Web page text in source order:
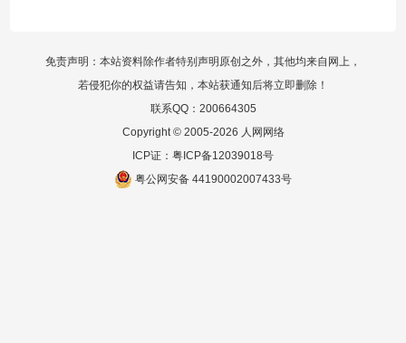
免责声明：本站资料除作者特别声明原创之外，其他均来自网上，
若侵犯你的权益请告知，本站获通知后将立即删除！
联系QQ：200664305
Copyright © 2005-2026 人网网络
ICP证： 粤ICP备12039018号
粤公网安备 44190002007433号